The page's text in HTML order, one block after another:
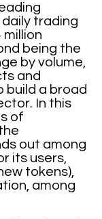
trading
million
being the
by volume,
and
build a broad
In this
of
out among
its users,
tokens),
among